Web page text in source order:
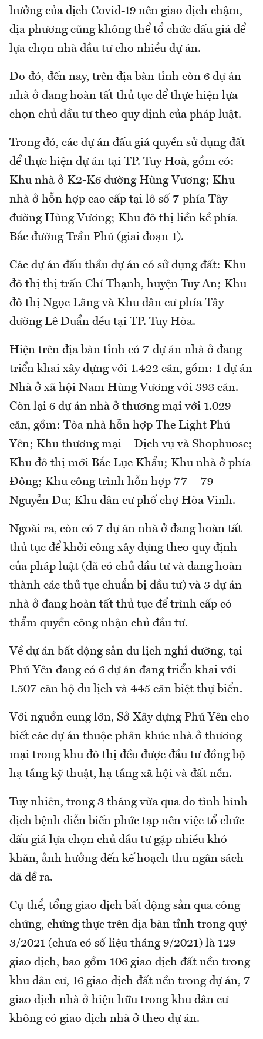
hưởng của dịch Covid-19 nên giao dịch chậm,
địa phương cũng không thể tổ chức đấu giá để
lựa chọn nhà đầu tư cho nhiều dự án.
Do đó, đến nay, trên địa bàn tỉnh còn 6 dự án
nhà ở đang hoàn tất thủ tục để thực hiện lựa
chọn chủ đầu tư theo quy định của pháp luật.
Trong đó, các dự án đấu giá quyền sử dụng đất
để thực hiện dự án tại TP. Tuy Hoà, gồm có:
Khu nhà ở K2-K6 đường Hùng Vương; Khu
nhà ở hỗn hợp cao cấp tại lô số 7 phía Tây
đường Hùng Vương; Khu đô thị liền kề phía
Bắc đường Trần Phú (giai đoạn 1).
Các dự án đấu thầu dự án có sử dụng đất: Khu
đô thị thị trấn Chí Thạnh, huyện Tuy An; Khu
đô thị Ngọc Lãng và Khu dân cư phía Tây
đường Lê Duẩn đều tại TP. Tuy Hòa.
Hiện trên địa bàn tỉnh có 7 dự án nhà ở đang
triển khai xây dựng với 1.422 căn, gồm: 1 dự án
Nhà ở xã hội Nam Hùng Vương với 393 căn.
Còn lại 6 dự án nhà ở thương mại với 1.029
căn, gồm: Tòa nhà hỗn hợp The Light Phú
Yên; Khu thương mại – Dịch vụ và Shophuose;
Khu đô thị mới Bắc Lục Khẩu; Khu nhà ở phía
Đông; Khu công trình hỗn hợp 77 – 79
Nguyễn Du; Khu dân cư phố chợ Hòa Vinh.
Ngoài ra, còn có 7 dự án nhà ở đang hoàn tất
thủ tục để khởi công xây dựng theo quy định
của pháp luật (đã có chủ đầu tư và đang hoàn
thành các thủ tục chuẩn bị đầu tư) và 3 dự án
nhà ở đang hoàn tất thủ tục để trình cấp có
thẩm quyền công nhận chủ đầu tư.
Về dự án bất động sản du lịch nghỉ dưỡng, tại
Phú Yên đang có 6 dự án đang triển khai với
1.507 căn hộ du lịch và 445 căn biệt thự biển.
Với nguồn cung lớn, Sở Xây dựng Phú Yên cho
biết các dự án thuộc phân khúc nhà ở thương
mại trong khu đô thị đều được đầu tư đồng bộ
hạ tầng kỹ thuật, hạ tầng xã hội và đất nền.
Tuy nhiên, trong 3 tháng vừa qua do tình hình
dịch bệnh diễn biến phức tạp nên việc tổ chức
đấu giá lựa chọn chủ đầu tư gặp nhiều khó
khăn, ảnh hưởng đến kế hoạch thu ngân sách
đã đề ra.
Cụ thể, tổng giao dịch bất động sản qua công
chứng, chứng thực trên địa bàn tỉnh trong quý
3/2021 (chưa có số liệu tháng 9/2021) là 129
giao dịch, bao gồm 106 giao dịch đất nền trong
khu dân cư, 16 giao dịch đất nền trong dự án, 7
giao dịch nhà ở hiện hữu trong khu dân cư
không có giao dịch nhà ở theo dự án.